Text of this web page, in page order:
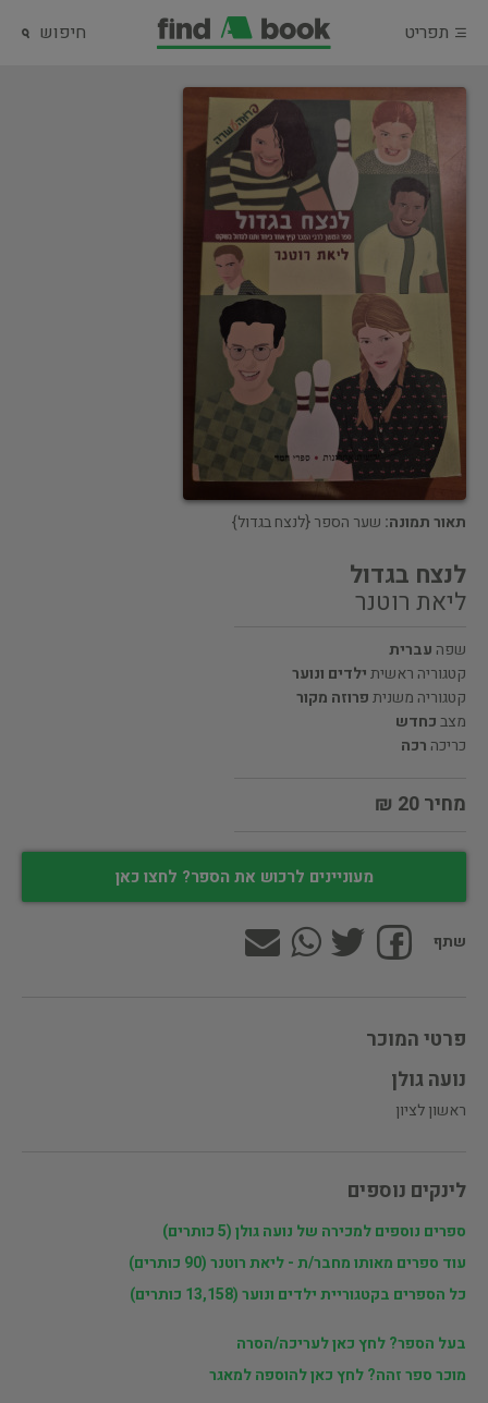
תפריט חיפוש
תאור תמונה: שער הספר {לנצח בגדול}
לנצח בגדול
ליאת רוטנר
שפה עברית
קטגוריה ראשיתילדים ונוער
קטגוריה משניתפרוזה מקור
מצבכחדש
כריכה רכה
מחיר 20 ₪
מעוניינים לרכוש את הספר? לחצו כאן
שתף
פרטי המוכר
ראשון לציון
לינקים נוספים
ספרים נוספים למכירה של ‫נועה גולן‬‎ (5 כותרים)
עוד ספרים מאותו מחבר/ת - ליאת רוטנר (90 כותרים)
כל הספרים בקטגוריית ילדים ונוער (13,158 כותרים)
בעל הספר? לחץ כאן לעריכה/הסרה
מוכר ספר זהה? לחץ כאן להוספה למאגר